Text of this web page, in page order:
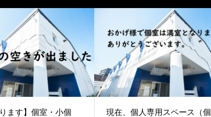
ます】個室・小個
現在、個人専用スペース（個